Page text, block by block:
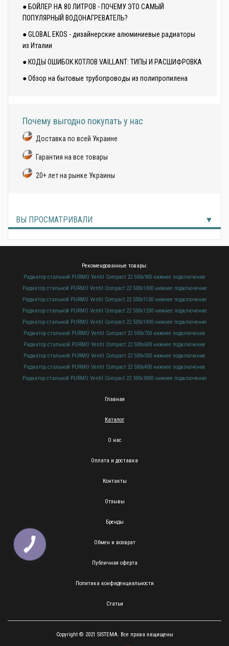
● БОЙЛЕР НА 80 ЛИТРОВ - ПОЧЕМУ ЭТО САМЫЙ
ПОПУЛЯРНЫЙ ВОДОНАГРЕВАТЕЛЬ?
● GLOBAL EKOS - дизайнерские алюминиевые радиаторы
из Италии
● КОДЫ ОШИБОК КОТЛОВ VAILLANT: ТИПЫ И РАСШИФРОВКА
● Обзор на бытовые трубопроводы из полипропилена
Почему выгодно покупать у нас
Доставка по всей Украине
Гарантия на все товары
20+ лет на рынке Украины
ВЫ ПРОСМАТРИВАЛИ
Рекомендованные товары:
Радиатор стальной PURMO Ventil Compact 22 500х900 нижнее подключение
Радиатор стальной PURMO Ventil Compact 22 500х1000 нижнее подключение
Радиатор стальной PURMO Ventil Compact 22 500х1100 нижнее подключение
Радиатор стальной PURMO Ventil Compact 22 500х1200 нижнее подключение
Радиатор стальной PURMO Ventil Compact 22 500х1400 нижнее подключение
Радиатор стальной PURMO Ventil Compact 22 500х700 нижнее подключение
Радиатор стальной PURMO Ventil Compact 22 500х600 нижнее подключение
Радиатор стальной PURMO Ventil Compact 22 500х500 нижнее подключение
Радиатор стальной PURMO Ventil Compact 22 500х400 нижнее подключение
Радиатор стальной PURMO Ventil Compact 22 300х3000 нижнее подключение
Главная
Каталог
О нас
Оплата и доставка
Контакты
Отзывы
Бренды
Обмен и возврат
Публичная оферта
Политика конфиденциальности
Статьи
Copyright © 2021 SISTEMA. Все права защищены
КНОПКА
ЗВ'ЯЗКУ